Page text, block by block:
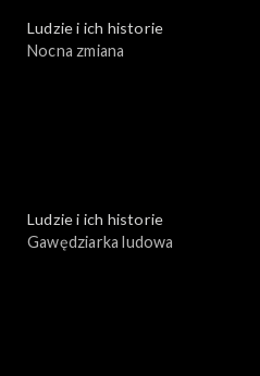
Ludzie i ich historie
Nocna zmiana
Ludzie i ich historie
Gawędziarka ludowa